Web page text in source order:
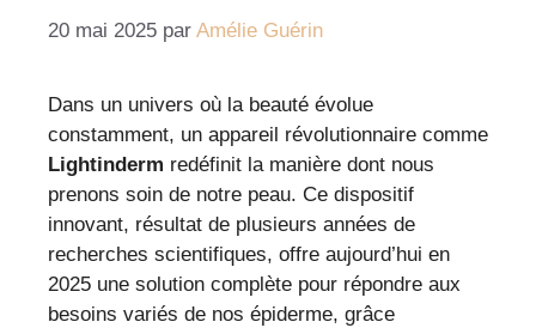
20 mai 2025 par Amélie Guérin
Dans un univers où la beauté évolue
constamment, un appareil révolutionnaire comme
Lightinderm redéfinit la manière dont nous
prenons soin de notre peau. Ce dispositif
innovant, résultat de plusieurs années de
recherches scientifiques, offre aujourd’hui en
2025 une solution complète pour répondre aux
besoins variés de nos épiderme, grâce